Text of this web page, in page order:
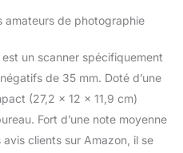
completa
gamma dinamica
8300i SE può
fino a 7200
Con
multi-
amateurs de photographie
un scanner spécifiquement
de 35 mm. Doté d’une
(27,2 x 12 x 11,9 cm)
Fort d’une note moyenne
clients sur Amazon, il se